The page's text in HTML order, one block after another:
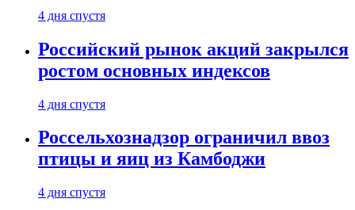
4 дня спустя
Российский рынок акций закрылся
ростом основных индексов
4 дня спустя
Россельхознадзор ограничил ввоз
птицы и яиц из Камбоджи
4 дня спустя